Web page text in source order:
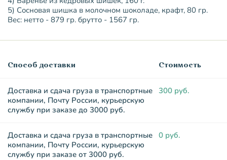
5) Сосновая шишка в молочном шоколаде, крафт, 80 гр.
Вес: нетто - 879 гр. брутто - 1567 гр.
Способ доставки Стоимость
Доставка и сдача груза в транспортные
компании, Почту России, курьерскую
службу при заказе до 3000 руб.
300 руб.
Доставка и сдача груза в транспортные
компании, Почту России, курьерскую
службу при заказе от 3000 руб.
0 руб.